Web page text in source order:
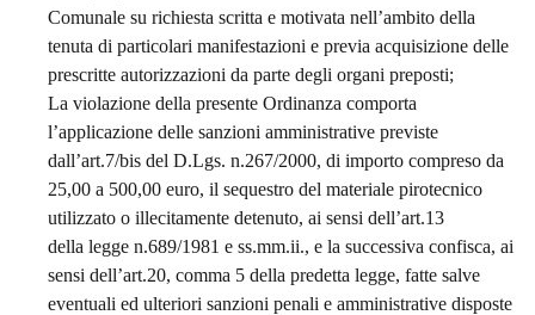
Comunale su richiesta scritta e motivata nell’ambito della
tenuta di particolari manifestazioni e previa acquisizione delle
prescritte autorizzazioni da parte degli organi preposti;
La violazione della presente Ordinanza comporta
l’applicazione delle sanzioni amministrative previste
dall’art.7/bis del D.Lgs. n.267/2000, di importo compreso da
25,00 a 500,00 euro, il sequestro del materiale pirotecnico
utilizzato o illecitamente detenuto, ai sensi dell’art.13
della legge n.689/1981 e ss.mm.ii., e la successiva confisca, ai
sensi dell’art.20, comma 5 della predetta legge, fatte salve
eventuali ed ulteriori sanzioni penali e amministrative disposte